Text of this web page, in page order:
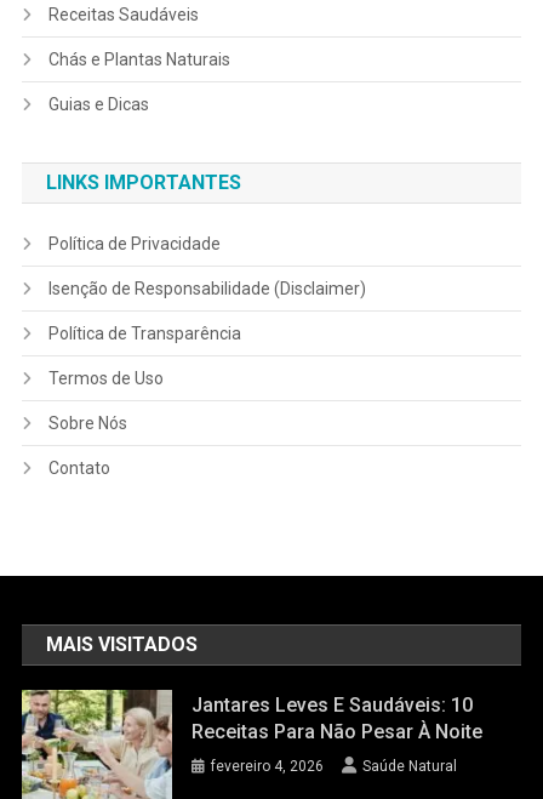
Receitas Saudáveis
Chás e Plantas Naturais
Guias e Dicas
LINKS IMPORTANTES
Política de Privacidade
Isenção de Responsabilidade (Disclaimer)
Política de Transparência
Termos de Uso
Sobre Nós
Contato
MAIS VISITADOS
Jantares Leves E Saudáveis: 10
Receitas Para Não Pesar À Noite
fevereiro 4, 2026 Saúde Natural